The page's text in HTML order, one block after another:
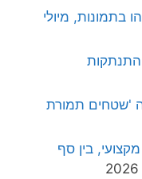
בתמונות, מיולי
'שטחים תמורת
בין סף